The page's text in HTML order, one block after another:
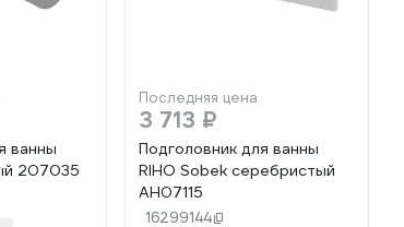
ванны
207035
Последняя цена
3 713 ₽
Подголовник для ванны
RIHO Sobek серебристый
AH07115
16299144